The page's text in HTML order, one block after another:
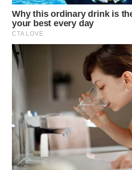
CIANJUR
WN
KEPULAUAN
WN
BINJAI
WN
CIREBON